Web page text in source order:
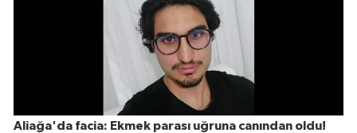
Aliağa'da facia: Ekmek parası uğruna canından oldu!